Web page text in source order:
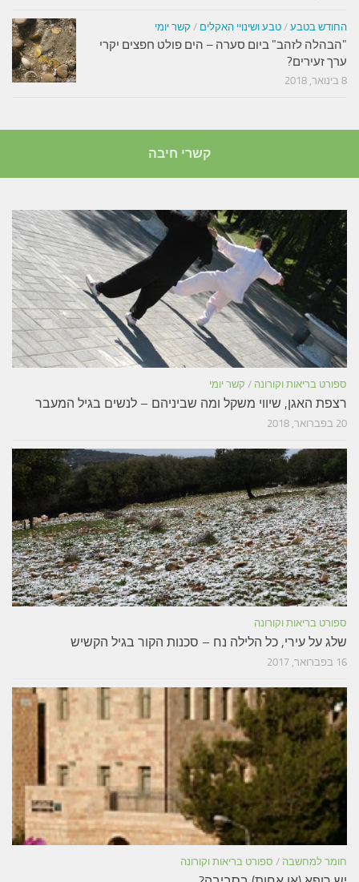
החודש בטבע / טבע ושינויי האקלים / קשר יומי
"הבהלה לזהב" ביום סערה – הים פולט חפצים יקרי
ערך זעירים?
8 בינואר, 2018
קשרי חיבה
ספורט בריאות וקורונה / קשר יומי
רצפת האגן, שיווי משקל ומה שביניהם – לנשים בגיל המעבר
20 בפברואר, 2018
ספורט בריאות וקורונה
שלג על עירי, כל הלילה נח – סכנות הקור בגיל הקשיש
16 בפברואר, 2017
חומר למחשבה / ספורט בריאות וקורונה